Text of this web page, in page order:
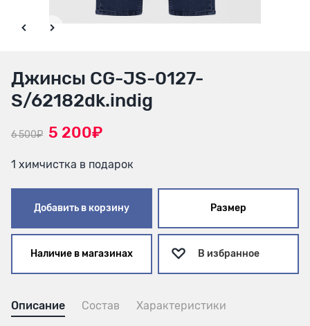
Джинсы CG-JS-0127-
S/62182dk.indig
6 500₽ 5 200₽
1 химчистка в подарок
Добавить в корзину Размер
Наличие в магазинах В избранное
Описание Состав Характеристики